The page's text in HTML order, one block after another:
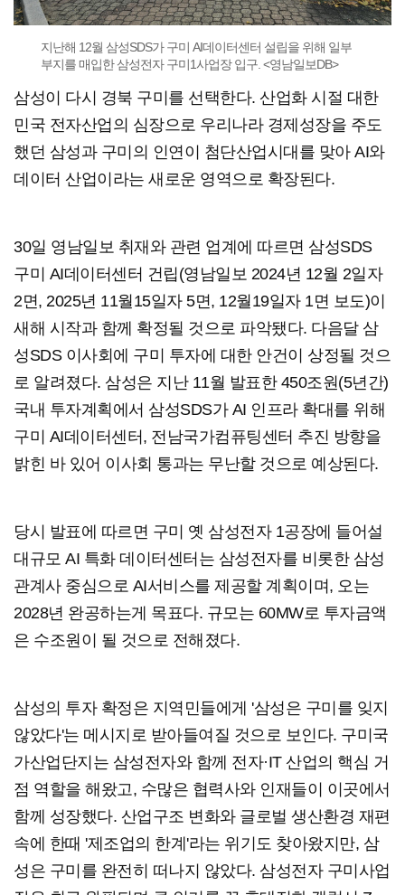
지난해 12월 삼성SDS가 구미 AI데이터센터 설립을 위해 일부
부지를 매입한 삼성전자 구미1사업장 입구. <영남일보DB>
삼성이 다시 경북 구미를 선택한다. 산업화 시절 대한
민국 전자산업의 심장으로 우리나라 경제성장을 주도
했던 삼성과 구미의 인연이 첨단산업시대를 맞아 AI와
데이터 산업이라는 새로운 영역으로 확장된다.
30일 영남일보 취재와 관련 업계에 따르면 삼성SDS
구미 AI데이터센터 건립(영남일보 2024년 12월 2일자
2면, 2025년 11월15일자 5면, 12월19일자 1면 보도)이
새해 시작과 함께 확정될 것으로 파악됐다. 다음달 삼
성SDS 이사회에 구미 투자에 대한 안건이 상정될 것으
로 알려졌다. 삼성은 지난 11월 발표한 450조원(5년간)
국내 투자계획에서 삼성SDS가 AI 인프라 확대를 위해
구미 AI데이터센터, 전남국가컴퓨팅센터 추진 방향을
밝힌 바 있어 이사회 통과는 무난할 것으로 예상된다.
당시 발표에 따르면 구미 옛 삼성전자 1공장에 들어설
대규모 AI 특화 데이터센터는 삼성전자를 비롯한 삼성
관계사 중심으로 AI서비스를 제공할 계획이며, 오는
2028년 완공하는게 목표다. 규모는 60MW로 투자금액
은 수조원이 될 것으로 전해졌다.
삼성의 투자 확정은 지역민들에게 '삼성은 구미를 잊지
않았다'는 메시지로 받아들여질 것으로 보인다. 구미국
가산업단지는 삼성전자와 함께 전자·IT 산업의 핵심 거
점 역할을 해왔고, 수많은 협력사와 인재들이 이곳에서
함께 성장했다. 산업구조 변화와 글로벌 생산환경 재편
속에 한때 '제조업의 한계'라는 위기도 찾아왔지만, 삼
성은 구미를 완전히 떠나지 않았다. 삼성전자 구미사업